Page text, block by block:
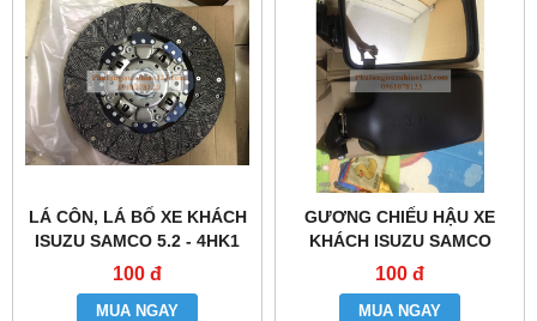
LÁ CÔN, LÁ BỐ XE KHÁCH
ISUZU SAMCO 5.2 - 4HK1
100 đ
MUA NGAY
GƯƠNG CHIẾU HẬU XE
KHÁCH ISUZU SAMCO
100 đ
MUA NGAY